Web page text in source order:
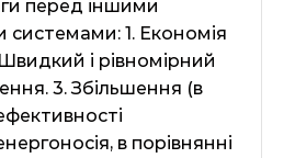
перед іншими
1. Економія
і рівномірний
3. Збільшення (в
в порівнянні